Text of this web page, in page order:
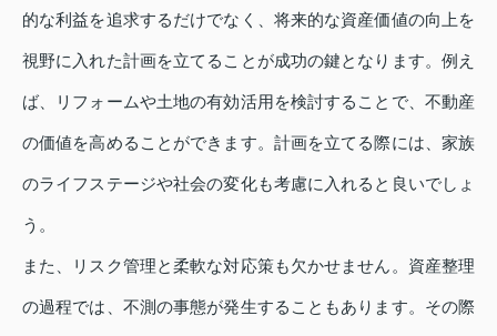
的な利益を追求するだけでなく、将来的な資産価値の向上を
視野に入れた計画を立てることが成功の鍵となります。例え
ば、リフォームや土地の有効活用を検討することで、不動産
の価値を高めることができます。計画を立てる際には、家族
のライフステージや社会の変化も考慮に入れると良いでしょ
う。
また、リスク管理と柔軟な対応策も欠かせません。資産整理
の過程では、不測の事態が発生することもあります。その際